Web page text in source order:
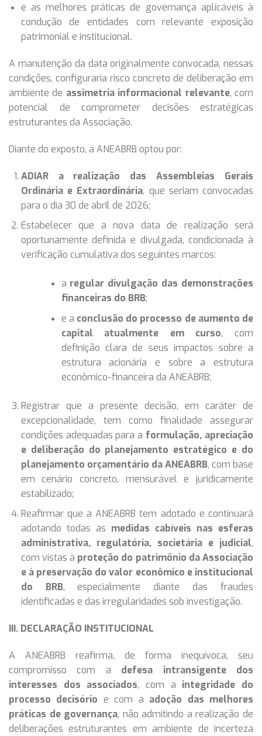
e as melhores práticas de governança aplicáveis à
condução de entidades com relevante exposição
patrimonial e institucional.
A manutenção da data originalmente convocada, nessas
condições, configuraria risco concreto de deliberação em
ambiente de assimetria informacional relevante, com
potencial de comprometer decisões estratégicas
estruturantes da Associação.
Diante do exposto, a ANEABRB optou por:
ADIAR a realização das Assembleias Gerais
Ordinária e Extraordinária, que seriam convocadas
para o dia 30 de abril de 2026;
Estabelecer que a nova data de realização será
oportunamente definida e divulgada, condicionada à
verificação cumulativa dos seguintes marcos:
a regular divulgação das demonstrações
financeiras do BRB;
e a conclusão do processo de aumento de
capital atualmente em curso, com
definição clara de seus impactos sobre a
estrutura acionária e sobre a estrutura
econômico-financeira da ANEABRB;
Registrar que a presente decisão, em caráter de
excepcionalidade, tem como finalidade assegurar
condições adequadas para a formulação, apreciação
e deliberação do planejamento estratégico e do
planejamento orçamentário da ANEABRB, com base
em cenário concreto, mensurável e juridicamente
estabilizado;
Reafirmar que a ANEABRB tem adotado e continuará
adotando todas as medidas cabíveis nas esferas
administrativa, regulatória, societária e judicial,
com vistas à proteção do patrimônio da Associação
e à preservação do valor econômico e institucional
do BRB, especialmente diante das fraudes
identificadas e das irregularidades sob investigação.
III. DECLARAÇÃO INSTITUCIONAL
A ANEABRB reafirma, de forma inequívoca, seu
compromisso com a defesa intransigente dos
interesses dos associados, com a integridade do
processo decisório e com a adoção das melhores
práticas de governança, não admitindo a realização de
deliberações estruturantes em ambiente de incerteza